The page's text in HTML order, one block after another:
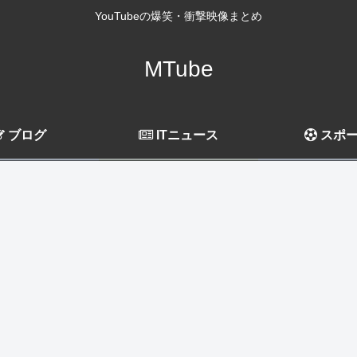
YouTubeの爆笑・衝撃映像まとめ
MTube
ブログ ITニュース スポ